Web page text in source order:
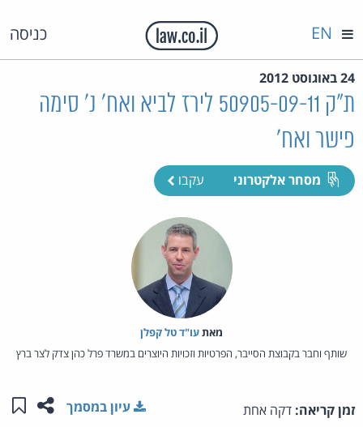
כניסה EN
24 באוגוסט 2012
ת"ק 50905-09-11 לירז לביא ואח' נ' סימה
פישר ואח'
מסחר אלקטרוני עקבו
מאת‏עו"ד טל קפלן
שותף וחבר בקבוצת הסייבר, הפרטיות וזכויות היוצרים במשרד פרל כהן צדק לצר ברץ
זמן קריאה: דקה אחת שתפו
עיון במסמך